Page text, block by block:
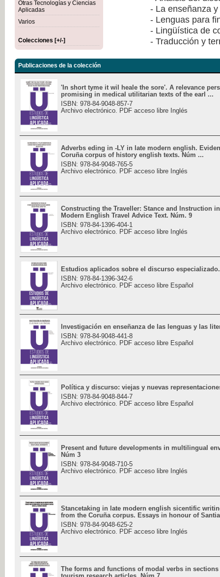
Otras Tecnologías y Ciencias
Aplicadas
Varios
Colecciones [+/-]
- La enseñanza
- Lenguas para
- Lingüística de
- Traducción y
Publicaciones de la colección
'In short tyme it wil heale the sore'. A relevance
promising in medical utilitarian texts of the earl ...
ISBN: 978-84-9048-857-7
Archivo electrónico. PDF acceso libre Inglés
Adverbs eding in -LY in late modern english.
Coruña corpus of history english texts. Núm ...
ISBN: 978-84-9048-765-5
Archivo electrónico. PDF acceso libre Inglés
Constructing the Traveller: Stance and Instruction
Modern English Travel Advice Text. Núm. 9
ISBN: 978-84-1396-404-1
Archivo electrónico. PDF acceso libre Inglés
Estudios aplicados sobre el discurso
ISBN: 978-84-1396-342-6
Archivo electrónico. PDF acceso libre Español
Investigación en enseñanza de las lenguas y las
ISBN: 978-84-9048-441-8
Archivo electrónico. PDF acceso libre Español
Política y discurso: viejas y nuevas
ISBN: 978-84-9048-844-7
Archivo electrónico. PDF acceso libre Español
Present and future developments in multilingual
Núm 3
ISBN: 978-84-9048-710-5
Archivo electrónico. PDF acceso libre Inglés
Stancetaking in late modern english sicentific
from the Coruña corpus. Essays in honour of
ISBN: 978-84-9048-625-2
Archivo electrónico. PDF acceso libre Inglés
The forms and functions of modal verbs in